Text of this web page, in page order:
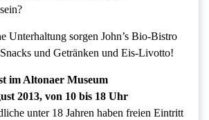
Unterhaltung sorgen John’s Bio‐Bistro
und Getränken und Eis‐Livotto!
im Altonaer Museum
2013, von 10 bis 18 Uhr
unter 18 Jahren haben freien Eintritt